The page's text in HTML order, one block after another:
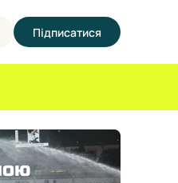
Підписатися